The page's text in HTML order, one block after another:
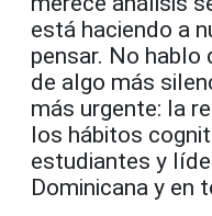
está haciendo a
pensar. No hablo
de algo más
más urgente: la
los hábitos
estudiantes y
Dominicana y en